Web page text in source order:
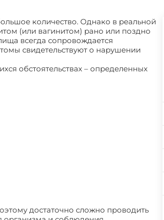
количество. Однако в реальной
(или вагинитом) рано или поздно
всегда сопровождается
свидетельствуют о нарушении
обстоятельствах – определенных
достаточно сложно проводить